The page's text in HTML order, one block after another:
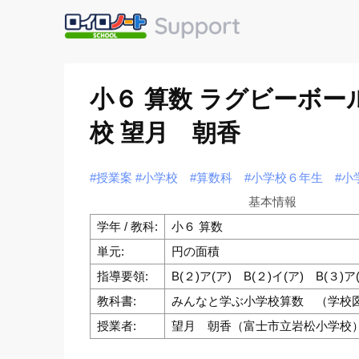
小６ 算数 ラグビーボー
校 望月 朝香
#授業案 #小学校 #算数科 #小学校６年生
#小
基本情報
学年 / 教科:
小６ 算数
単元:
円の面積
指導要領:
B(２)ア(ア) B(２)イ(ア) B(３)
教科書:
みんなと学ぶ小学校算数 （学校
授業者:
望月 朝香（富士市立岩松小学校